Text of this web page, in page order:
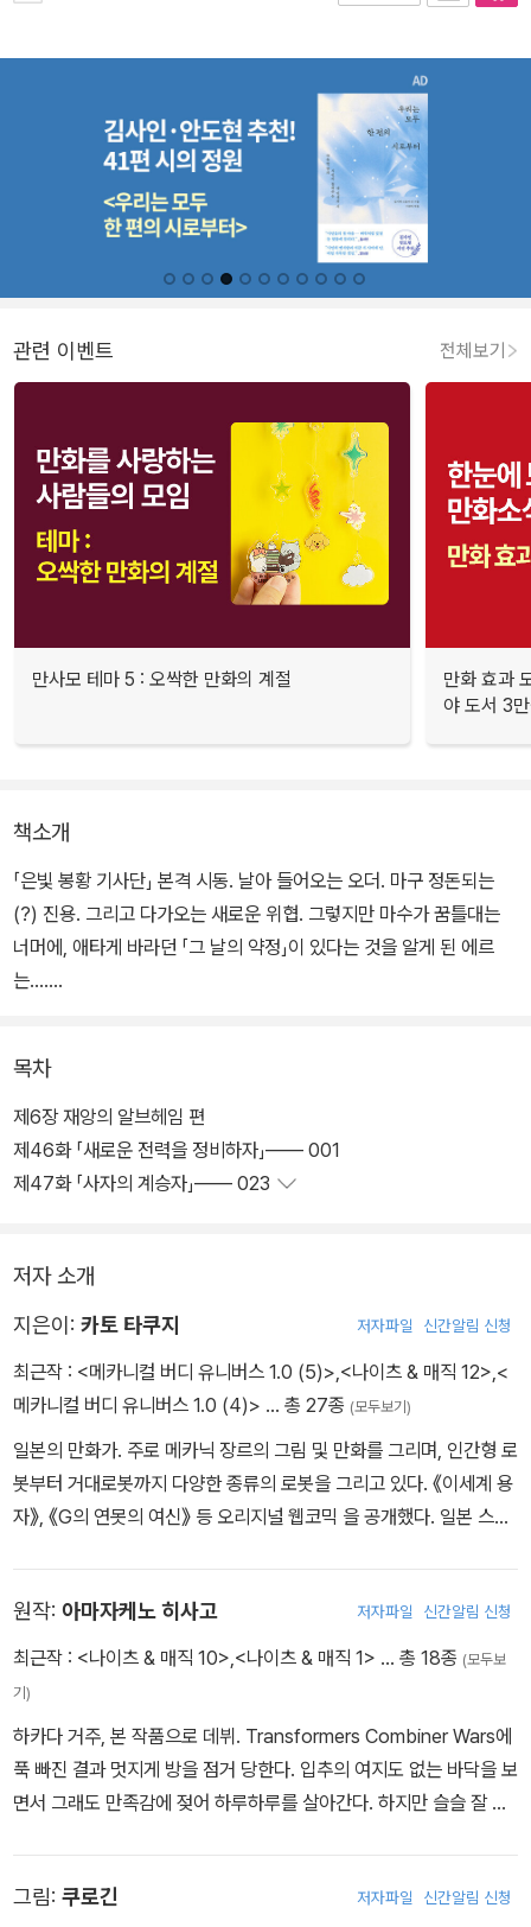
관련 이벤트 전체보기
만사모 테마 5 : 오싹한 만화의 계절
만화 효과
야 도서 3
책소개
「은빛 봉황 기사단」 본격 시동. 날아 들어오는 오더. 마구 정돈되는
(?) 진용. 그리고 다가오는 새로운 위협. 그렇지만 마수가 꿈틀대는
너머에, 애타게 바라던 「그 날의 약정」이 있다는 것을 알게 된 에르
는…….
목차
제6장 재앙의 알브헤임 편
제46화 「새로운 전력을 정비하자」―― 001
제47화 「사자의 계승자」―― 023
저자 소개
지은이: 카토 타쿠지 저자파일 신간알림 신청
최근작 : <메카니컬 버디 유니버스 1.0 (5)> <나이츠 & 매직 12> <
메카니컬 버디 유니버스 1.0 (4)> … 총 27종 (모두보기)
일본의 만화가. 주로 메카닉 장르의 그림 및 만화를 그리며, 인간형 로
봇부터 거대로봇까지 다양한 종류의 로봇을 그리고 있다. 《이세계 용
자》, 《G의 연못의 여신》 등 오리지널 웹코믹 을 공개했다. 일본 스퀘
만화들이 《메카니컬 버디 유니버스》라는 제목으로 서적화 되었고, 이
작품이 그대로 장편화 되어 《영 간간》에서 《메카니컬 버디 유니버스
1.0》이라는 제목으로 연재되고 있다.
원작: 아마자케노 히사고 저자파일 신간알림 신청
최근작 : <나이츠 & 매직 10> <나이츠 & 매직 1> … 총 18종 (모두보
기)
하카다 거주, 본 작품으로 데뷔. Transformers Combiner Wars에
푹 빠진 결과 멋지게 방을 점거 당한다. 입추의 여지도 없는 바닥을 보
면서 그래도 만족감에 젖어 하루하루를 살아간다. 하지만 슬슬 잘 곳
그림: 쿠로긴 저자파일 신간알림 신청